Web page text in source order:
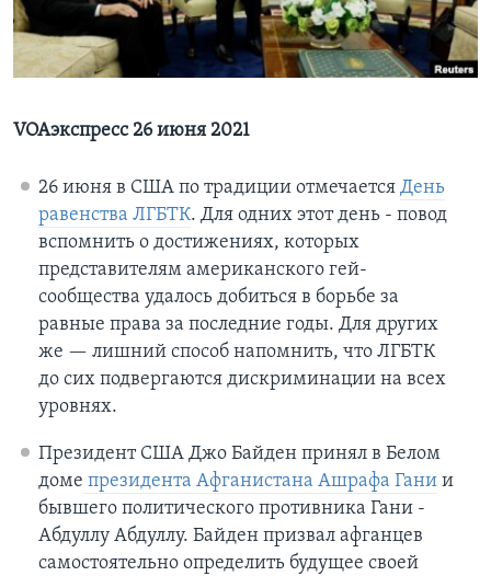
Learning English
VOAэкспресс 26 июня 2021
26 июня в США по традиции отмечается День
равенства ЛГБТК. Для одних этот день - повод
вспомнить о достижениях, которых
представителям американского гей-
сообщества удалось добиться в борьбе за
равные права за последние годы. Для других
же — лишний способ напомнить, что ЛГБТК
до сих подвергаются дискриминации на всех
уровнях.
Президент США Джо Байден принял в Белом
доме президента Афганистана Ашрафа Гании
бывшего политического противника Гани -
Абдуллу Абдуллу. Байден призвал афганцев
самостоятельно определить будущее своей